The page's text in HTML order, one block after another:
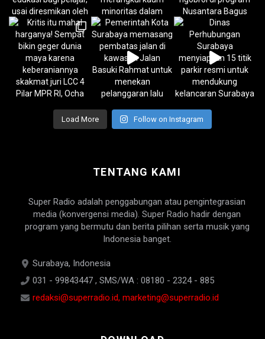
Load More Follow on Instagram
TENTANG KAMI
Super Radio adalah penggabungan atau pengintegrasian
media (konvergensi media). Super Radio hadir dengan
program yang bermutu dan berita pilihan serta musik yang
Indonesia banget.
Surabaya, Indonesia
031 - 99843447 , SMS/WA : 08180 - 2324 - 885
redaksi@superradio.id, marketing@superradio.id